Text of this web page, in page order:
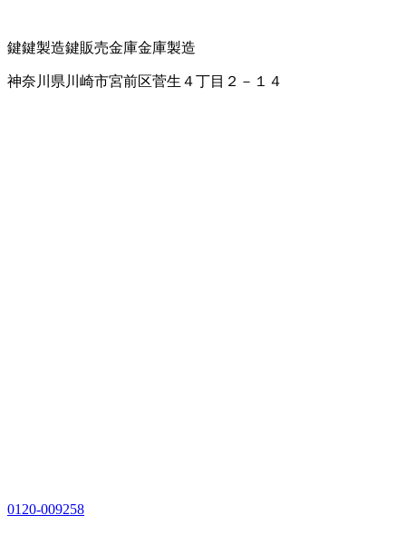
鍵鍵製造鍵販売金庫金庫製造
神奈川県川崎市宮前区菅生４丁目２－１４
0120-009258